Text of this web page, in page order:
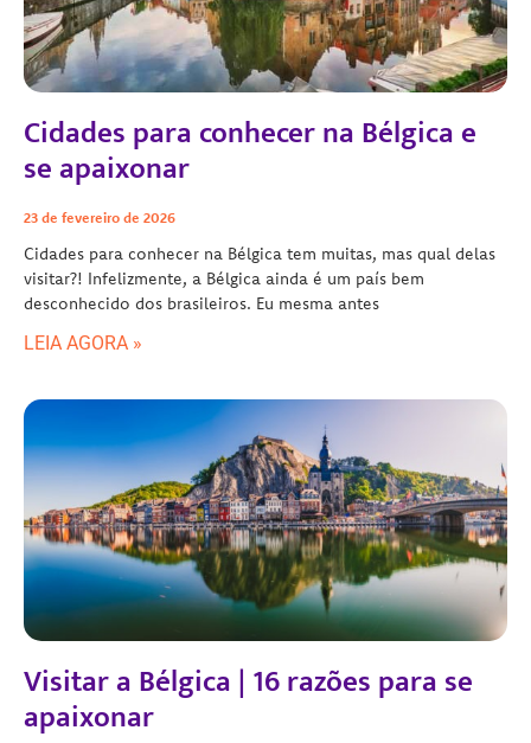
Cidades para conhecer na Bélgica e
se apaixonar
23 de fevereiro de 2026
Cidades para conhecer na Bélgica tem muitas, mas qual delas
visitar?! Infelizmente, a Bélgica ainda é um país bem
desconhecido dos brasileiros. Eu mesma antes
LEIA AGORA »
Visitar a Bélgica | 16 razões para se
apaixonar